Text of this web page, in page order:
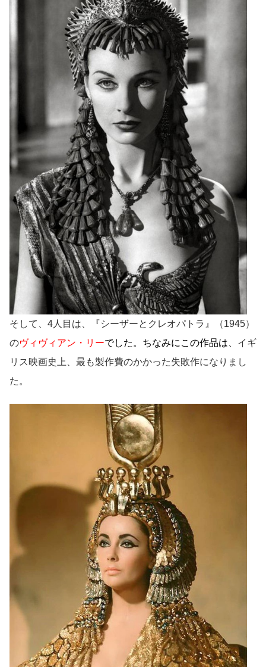
そして、4人目は、『シーザーとクレオパトラ』（1945）
のヴィヴィアン・リーでした 。ちなみにこの作品は、 イギ
リス映画史上、最も製作費のかかった失敗作になりまし
た。